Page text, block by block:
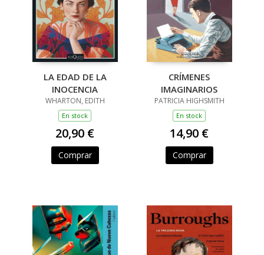
LA EDAD DE LA
INOCENCIA
WHARTON, EDITH
En stock
20,90 €
Comprar
CRÍMENES
IMAGINARIOS
PATRICIA HIGHSMITH
En stock
14,90 €
Comprar